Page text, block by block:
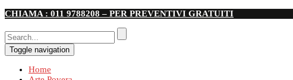
CHIAMA : 011 9788208 – PER PREVENTIVI GRATUITI
Toggle navigation
Home